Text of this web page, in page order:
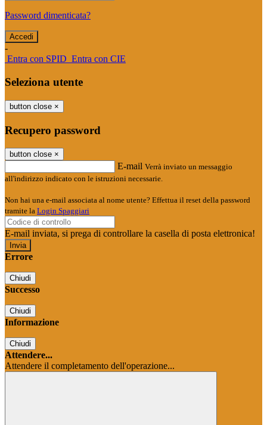
Password dimenticata?
-
Entra con SPID Entra con CIE
Seleziona utente
button close ×
Recupero password
button close ×
E-mail Verrà inviato un messaggio
all'indirizzo indicato con le istruzioni necessarie.
Non hai una e-mail associata al nome utente? Effettua il reset della password
tramite la Login Spaggiari
E-mail inviata, si prega di controllare la casella di posta elettronica!
Errore
Chiudi
Successo
Chiudi
Informazione
Chiudi
Attendere...
Attendere il completamento dell'operazione...